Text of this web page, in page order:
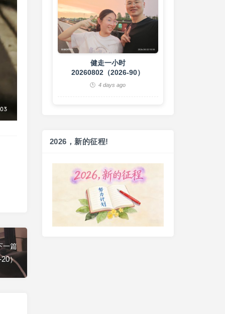
一篇
）
健走一小时
20260802（2026-90）
4 days ago
20260728（2026-89）
和女儿散步
9 days ago
2026，新的征程!